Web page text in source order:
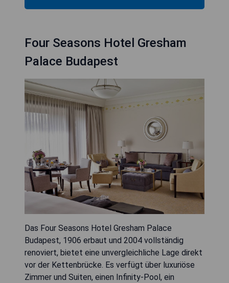
Four Seasons Hotel Gresham
Palace Budapest
Das Four Seasons Hotel Gresham Palace
Budapest, 1906 erbaut und 2004 vollständig
renoviert, bietet eine unvergleichliche Lage direkt
vor der Kettenbrücke. Es verfügt über luxuriöse
Zimmer und Suiten, einen Infinity-Pool, ein